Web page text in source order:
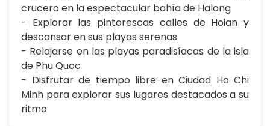
crucero en la espectacular bahía de Halong
- Explorar las pintorescas calles de Hoian y
descansar en sus playas serenas
- Relajarse en las playas paradisíacas de la isla
de Phu Quoc
- Disfrutar de tiempo libre en Ciudad Ho Chi
Minh para explorar sus lugares destacados a su
ritmo